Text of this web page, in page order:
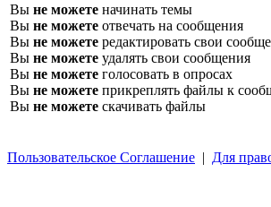
Вы не можете начинать темы
Вы не можете отвечать на сообщения
Вы не можете редактировать свои
Вы не можете удалять свои сообщения
Вы не можете голосовать в опросах
Вы не можете прикреплять файлы к
Вы не можете скачивать файлы
Пользовательское Соглашение | Для